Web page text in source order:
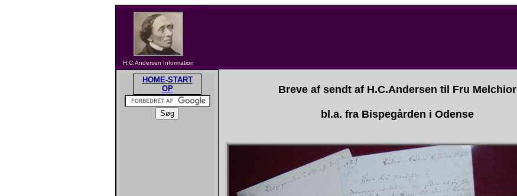
H.C.Andersen Information
HOME-START
OP
Breve af sendt af H.C.Andersen til Fru Melchior
bl.a. fra Bispegården i Odense